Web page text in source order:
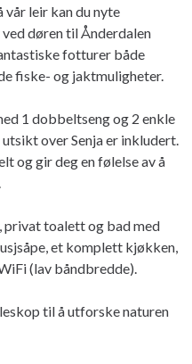
vår leir kan du nyte
døren til Ånderdalen
fotturer både
fiske- og jaktmuligheter.
1 dobbeltseng og 2 enkle
over Senja er inkludert.
og gir deg en følelse av å
privat toalett og bad med
et komplett kjøkken,
(lav båndbredde).
til å utforske naturen